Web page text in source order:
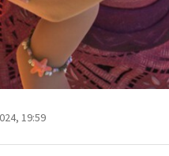
19:59